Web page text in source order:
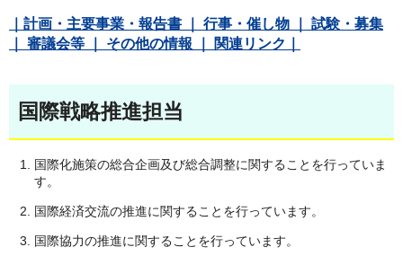
｜計画・主要事業・報告書 ｜ 行事・催し物 ｜ 試験・募集
｜ 審議会等 ｜ その他の情報 ｜ 関連リンク｜
国際戦略推進担当
国際化施策の総合企画及び総合調整に関することを行っていま
す。
国際経済交流の推進に関することを行っています。
国際協力の推進に関することを行っています。